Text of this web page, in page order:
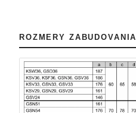
ROZMERY ZABUDOVANIA